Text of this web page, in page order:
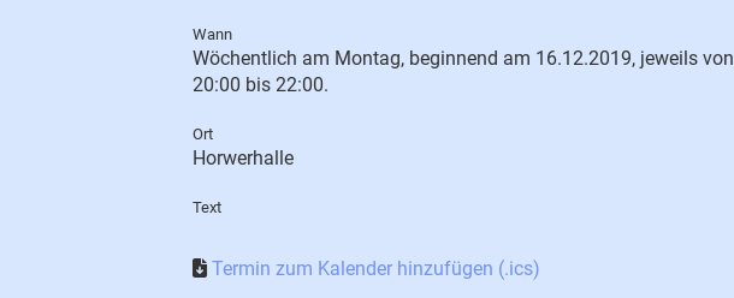
Wann
Wöchentlich am Montag, beginnend am 16.12.2019, jeweils von
20:00 bis 22:00.
Ort
Horwerhalle
Text
Termin zum Kalender hinzufügen (.ics)